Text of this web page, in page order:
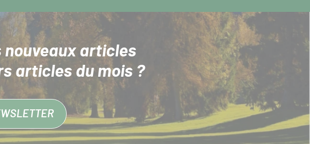
nouveaux articles
articles du mois ?